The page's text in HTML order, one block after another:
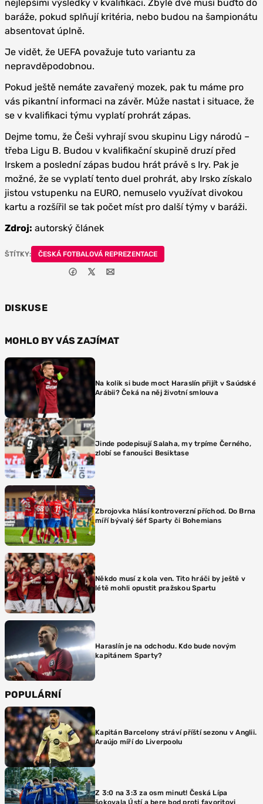
nejlepšími výsledky v kvalifikaci. Zbylé dvě musí buďto do
baráže, pokud splňují kritéria, nebo budou na šampionátu
absentovat úplně.
Je vidět, že UEFA považuje tuto variantu za
nepravděpodobnou.
Pokud ještě nemáte zavařený mozek, pak tu máme pro
vás pikantní informaci na závěr. Může nastat i situace, že
se v kvalifikaci týmu vyplatí prohrát zápas.
Dejme tomu, že Češi vyhrají svou skupinu Ligy národů –
třeba Ligu B. Budou v kvalifikační skupině druzí před
Irskem a poslední zápas budou hrát právě s Iry. Pak je
možné, že se vyplatí tento duel prohrát, aby Irsko získalo
jistou vstupenku na EURO, nemuselo využívat divokou
kartu a rozšířil se tak počet míst pro další týmy v baráži.
Zdroj: autorský článek
ŠTÍTKY: ČESKÁ FOTBALOVÁ REPREZENTACE
DISKUSE
MOHLO BY VÁS ZAJÍMAT
Na kolik si bude moct Haraslín přijít v Saúdské
Arábii? Čeká na něj životní smlouva
Jinde podepisují Salaha, my trpíme Černého,
zlobí se fanoušci Besiktase
Zbrojovka hlásí kontroverzní příchod. Do Brna
míří bývalý šéf Sparty či Bohemians
Někdo musí z kola ven. Tito hráči by ještě v
létě mohli opustit pražskou Spartu
Haraslín je na odchodu. Kdo bude novým
kapitánem Sparty?
POPULÁRNÍ
Kapitán Barcelony stráví příští sezonu v Anglii.
Araújo míří do Liverpoolu
Z 3:0 na 3:3 za osm minut! Česká Lípa
šokovala Ústí a bere bod proti favoritovi